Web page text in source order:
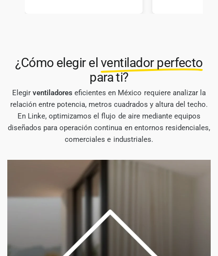
¿Cómo elegir el ventilador perfecto
para ti?
Elegirventiladores eficientes en México requiere analizar la
relación entre potencia, metros cuadrados y altura del techo.
En Linke, optimizamos el flujo de aire mediante equipos
diseñados para operación continua en entornos residenciales,
comerciales e industriales.